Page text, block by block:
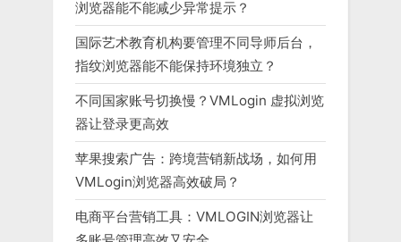
浏览器能不能减少异常提示？
国际艺术教育机构要管理不同导师后台，
指纹浏览器能不能保持环境独立？
不同国家账号切换慢？VMLogin 虚拟浏览
器让登录更高效
苹果搜索广告：跨境营销新战场，如何用
VMLogin浏览器高效破局？
电商平台营销工具：VMLOGIN浏览器让